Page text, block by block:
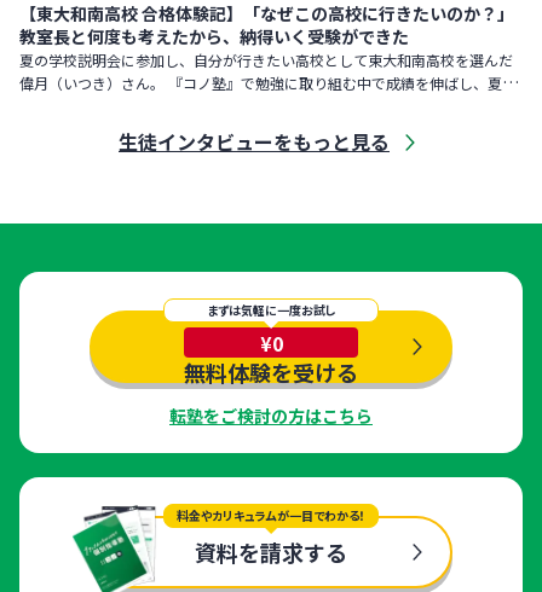
【東大和南高校 合格体験記】「なぜこの高校に行きたいのか？」
教室長と何度も考えたから、納得いく受験ができた
夏の学校説明会に参加し、自分が行きたい高校として東大和南高校を選んだ
偉月（いつき）さん。 『コノ塾』で勉強に取り組む中で成績を伸ばし、夏の
生徒インタビューをもっと見る
まずは気軽に一度お試し
¥0
無料体験を受ける
転塾をご検討の方はこちら
料金やカリキュラムが一目でわかる！
資料を請求する